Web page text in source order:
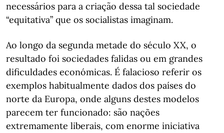
necessários para a criação dessa tal sociedade
“equitativa” que os socialistas imaginam.
Ao longo da segunda metade do século XX, o
resultado foi sociedades falidas ou em grandes
dificuldades económicas. É falacioso referir os
exemplos habitualmente dados dos países do
norte da Europa, onde alguns destes modelos
parecem ter funcionado: são nações
extremamente liberais, com enorme iniciativa